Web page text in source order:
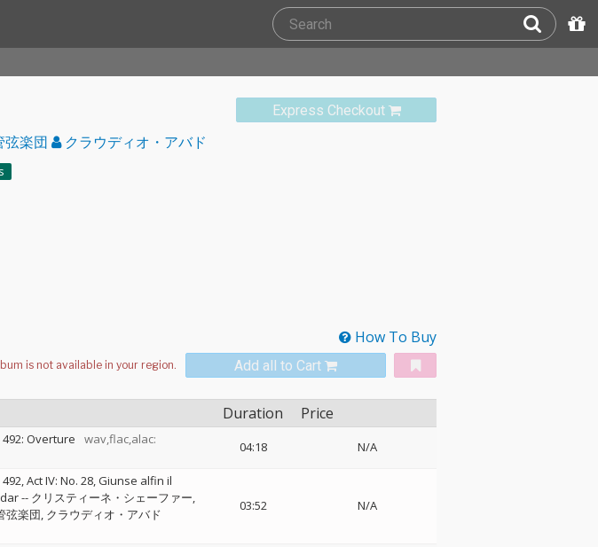
Express Checkout
楽団 クラウディオ・アバド
How To Buy
Add all to Cart
Duration Price
Overture
wav,flac,alac:
04:18 N/A
Act IV: No. 28, Giunse alfin il
-- クリスティーネ・シェーファー
弦楽団 クラウディオ・アバド
03:52 N/A